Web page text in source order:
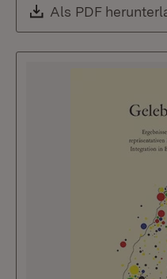
Download:
Als PDF